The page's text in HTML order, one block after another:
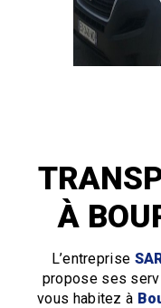
À
L’entreprise
propose ses
vous habitez à